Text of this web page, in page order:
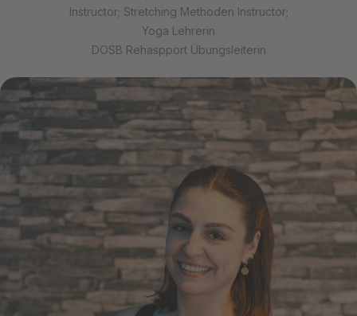
Instructor; Stretching Methoden Instructor;
Yoga Lehrerin
DOSB Rehaspport Übungsleiterin